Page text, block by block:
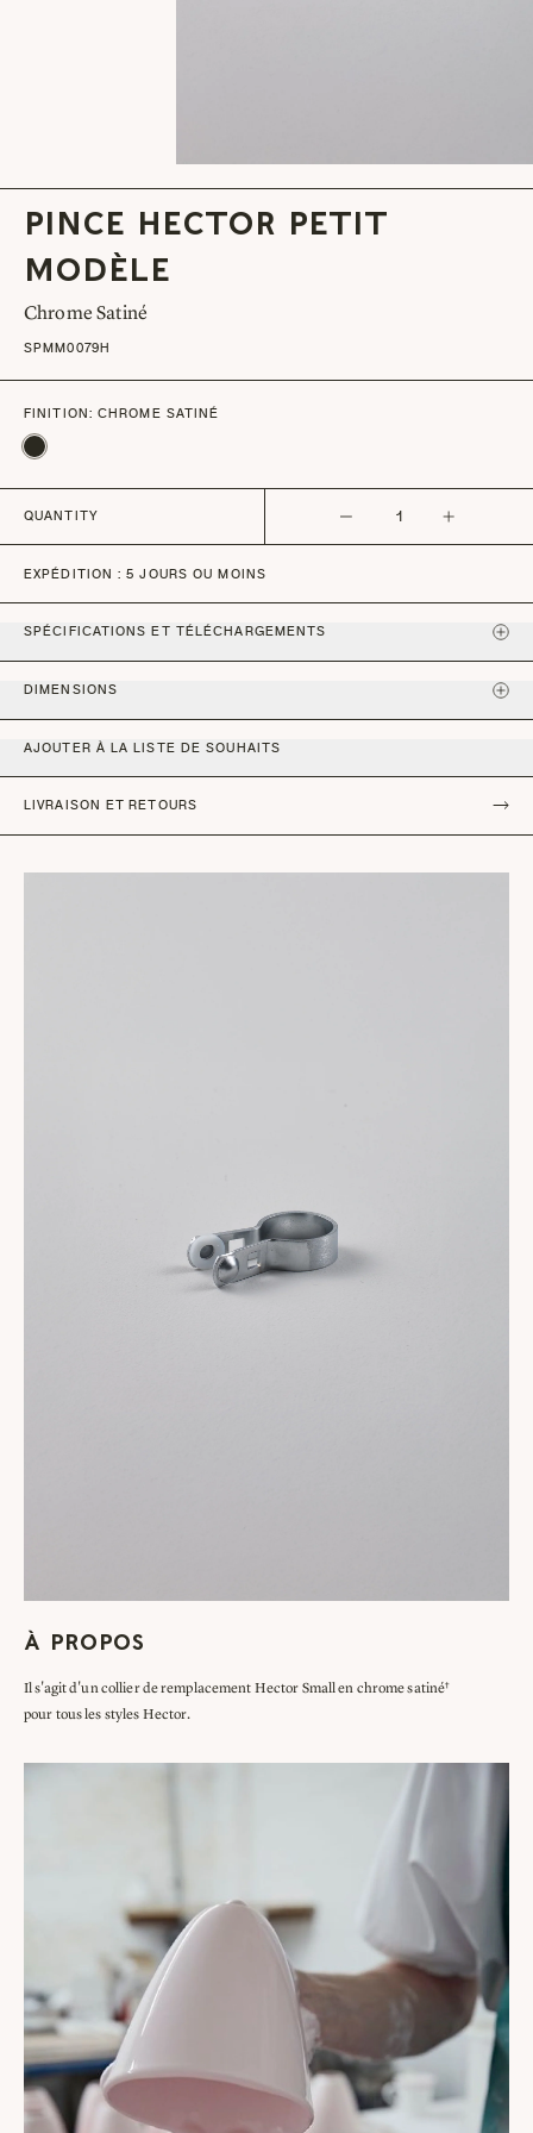
Pince Hector Petit
Modèle
Chrome Satiné
SPMM0079H
FINITION: CHROME SATINÉ
SPÉCIFICATIONS ET TÉLÉCHARGEMENTS
DIMENSIONS
AJOUTER À LA LISTE DE SOUHAITS
LIVRAISON ET RETOURS
EXPÉDITION : 5 JOURS OU MOINS
QUANTITY
À PROPOS
Il s'agit d'un collier de remplacement Hector Small en chrome satiné†
pour tous les styles Hector.